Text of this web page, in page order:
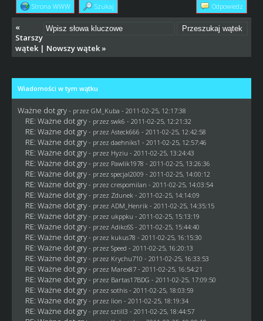
Strona WWW Szukaj Odpowiedz
«
Starszy
wątek| Nowszy wątek»
Wiadomości w tym wątku
Ważne dot gry - przez GM_Kuba - 2011-02-25, 12:17:38
RE: Ważne dot gry - przez swk6 - 2011-02-25, 12:21:32
RE: Ważne dot gry - przez Asteck666 - 2011-02-25, 12:42:58
RE: Ważne dot gry - przez daehniks1 - 2011-02-25, 12:57:46
RE: Ważne dot gry - przez Hyziu - 2011-02-25, 13:24:43
RE: Ważne dot gry - przez Pawlik1978 - 2011-02-25, 13:26:36
RE: Ważne dot gry - przez specjal2009 - 2011-02-25, 14:00:12
RE: Ważne dot gry - przez crespomilan - 2011-02-25, 14:03:54
RE: Ważne dot gry - przez Zdunek - 2011-02-25, 14:14:09
RE: Ważne dot gry - przez ADM_Henrik - 2011-02-25, 14:35:15
RE: Ważne dot gry - przez ukppku - 2011-02-25, 15:13:19
RE: Ważne dot gry - przez AdikoSS - 2011-02-25, 15:44:40
RE: Ważne dot gry - przez kukus78 - 2011-02-25, 16:15:30
RE: Ważne dot gry - przez Speed - 2011-02-25, 16:20:13
RE: Ważne dot gry - przez Krychu710 - 2011-02-25, 16:33:53
RE: Ważne dot gry - przez Marex87- 2011-02-25, 16:54:21
RE: Ważne dot gry - przez Bartas17BDG - 2011-02-25, 17:09:50
RE: Ważne dot gry - przez sothis- 2011-02-25, 18:03:59
RE: Ważne dot gry - przez lion - 2011-02-25, 18:19:34
RE: Ważne dot gry - przez sztill3 - 2011-02-25, 18:44:57